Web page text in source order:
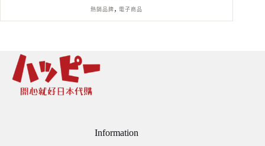
熱銷品牌 ,電子商品
Information